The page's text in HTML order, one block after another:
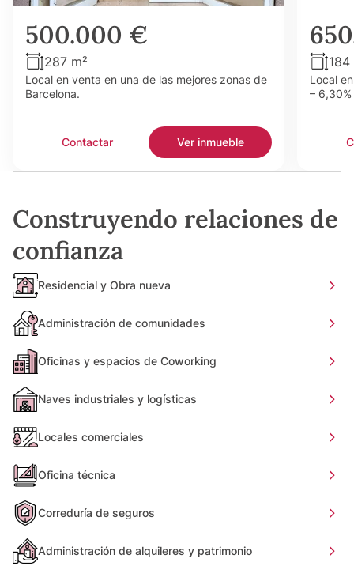
500.000 €
287 m²
Local en venta en una de las mejores zonas de
Barcelona.
Contactar Ver inmueble
184
Local
–
Construyendo relaciones de
confianza
Residencial y Obra nueva
Administración de comunidades
Oficinas y espacios de Coworking
Naves industriales y logísticas
Locales comerciales
Oficina técnica
Correduría de seguros
Administración de alquileres y patrimonio